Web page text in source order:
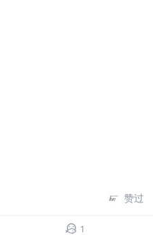
赞过
1